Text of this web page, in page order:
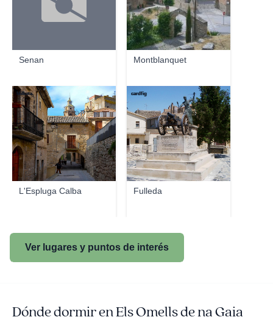
Senan Montblanquet
L'Espluga Calba
Milketa
Fulleda
cardfig
Ver lugares y puntos de interés
Dónde dormir en Els Omells de na Gaia